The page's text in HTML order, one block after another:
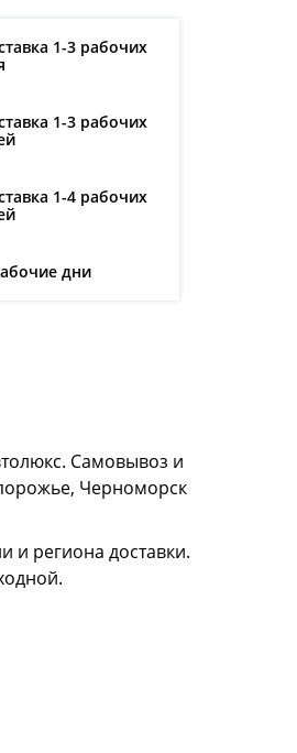
1-3 рабочих
1-3 рабочих
1-4 рабочих
дни
Самовывоз и
Черноморск
и региона доставки.